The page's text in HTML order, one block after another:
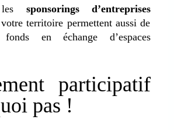
les sponsorings d’entreprises
territoire permettent aussi de
en échange d’espaces
participatif
pas !